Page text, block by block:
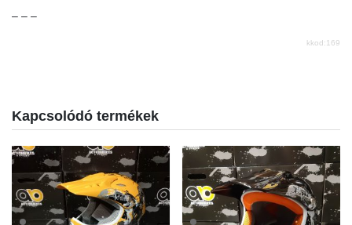
– – –
kkod:169
Kapcsolódó termékek